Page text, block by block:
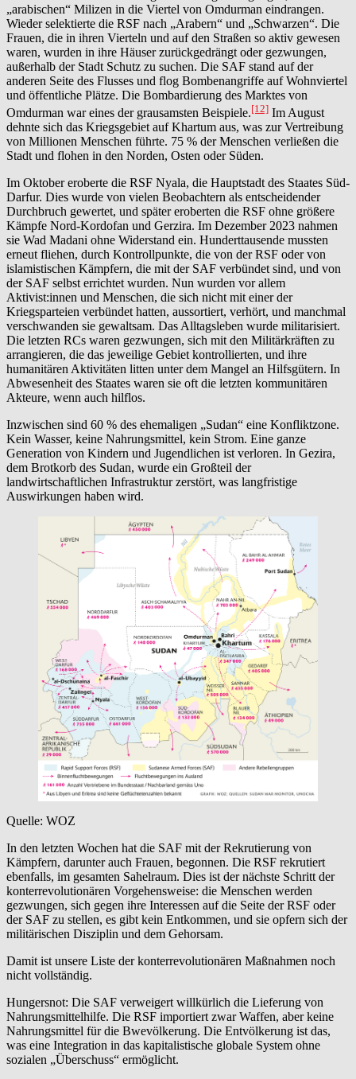
„arabischen“ Milizen in die Viertel von Omdurman eindrangen.
Wieder selektierte die RSF nach „Arabern“ und „Schwarzen“. Die
Frauen, die in ihren Vierteln und auf den Straßen so aktiv gewesen
waren, wurden in ihre Häuser zurückgedrängt oder gezwungen,
außerhalb der Stadt Schutz zu suchen. Die SAF stand auf der
anderen Seite des Flusses und flog Bombenangriffe auf Wohnviertel
und öffentliche Plätze. Die Bombardierung des Marktes von
Omdurman war eines der grausamsten Beispiele.[12] Im August
dehnte sich das Kriegsgebiet auf Khartum aus, was zur Vertreibung
von Millionen Menschen führte. 75 % der Menschen verließen die
Stadt und flohen in den Norden, Osten oder Süden.
Im Oktober eroberte die RSF Nyala, die Hauptstadt des Staates Süd-
Darfur. Dies wurde von vielen Beobachtern als entscheidender
Durchbruch gewertet, und später eroberten die RSF ohne größere
Kämpfe Nord-Kordofan und Gerzira. Im Dezember 2023 nahmen
sie Wad Madani ohne Widerstand ein. Hunderttausende mussten
erneut fliehen, durch Kontrollpunkte, die von der RSF oder von
islamistischen Kämpfern, die mit der SAF verbündet sind, und von
der SAF selbst errichtet wurden. Nun wurden vor allem
Aktivist:innen und Menschen, die sich nicht mit einer der
Kriegsparteien verbündet hatten, aussortiert, verhört, und manchmal
verschwanden sie gewaltsam. Das Alltagsleben wurde militarisiert.
Die letzten RCs waren gezwungen, sich mit den Militärkräften zu
arrangieren, die das jeweilige Gebiet kontrollierten, und ihre
humanitären Aktivitäten litten unter dem Mangel an Hilfsgütern. In
Abwesenheit des Staates waren sie oft die letzten kommunitären
Akteure, wenn auch hilflos.
Inzwischen sind 60 % des ehemaligen „Sudan“ eine Konfliktzone.
Kein Wasser, keine Nahrungsmittel, kein Strom. Eine ganze
Generation von Kindern und Jugendlichen ist verloren. In Gezira,
dem Brotkorb des Sudan, wurde ein Großteil der
landwirtschaftlichen Infrastruktur zerstört, was langfristige
Auswirkungen haben wird.
Quelle: WOZ
In den letzten Wochen hat die SAF mit der Rekrutierung von
Kämpfern, darunter auch Frauen, begonnen. Die RSF rekrutiert
ebenfalls, im gesamten Sahelraum. Dies ist der nächste Schritt der
konterrevolutionären Vorgehensweise: die Menschen werden
gezwungen, sich gegen ihre Interessen auf die Seite der RSF oder
der SAF zu stellen, es gibt kein Entkommen, und sie opfern sich der
militärischen Disziplin und dem Gehorsam.
Damit ist unsere Liste der konterrevolutionären Maßnahmen noch
nicht vollständig.
Hungersnot: Die SAF verweigert willkürlich die Lieferung von
Nahrungsmittelhilfe. Die RSF importiert zwar Waffen, aber keine
Nahrungsmittel für die Bwevölkerung. Die Entvölkerung ist das,
was eine Integration in das kapitalistische globale System ohne
sozialen „Überschuss“ ermöglicht.